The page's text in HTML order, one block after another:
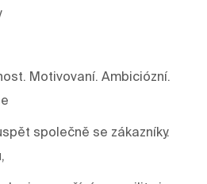
Motivovaní. Ambiciózní.
společně se zákazníky.